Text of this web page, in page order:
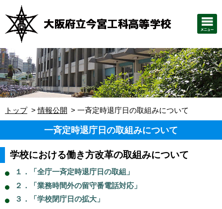
トップ 情報公開 一斉定時退庁日の取組みについて
一斉定時退庁日の取組みについて
学校における働き方改革の取組みについて
１．「全庁一斉定時退庁日の取組」
２．「業務時間外の留守番電話対応」
３．「学校閉庁日の拡大」